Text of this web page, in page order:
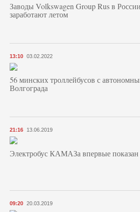
Заводы Volkswagen Group Rus в
заработают летом
13:10 03.02.2022
56 минских троллейбусов с
Волгограда
21:16 13.06.2019
Электробус КАМАЗа впервые
09:20 20.03.2019